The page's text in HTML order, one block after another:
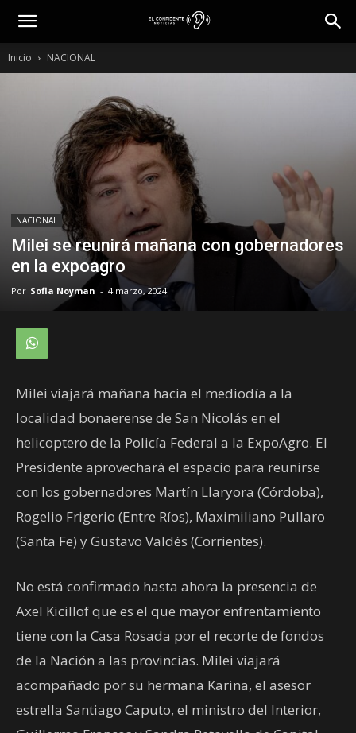
Inicio NACIONAL
NACIONAL
Milei se reunirá mañana con gobernadores
en la expoagro
Por Sofia Noyman - 4 marzo, 2024
Milei viajará mañana hacia el mediodía a la
localidad bonaerense de San Nicolás en el
helicoptero de la Policía Federal a la ExpoAgro. El
Presidente aprovechará el espacio para reunirse
con los gobernadores Martín Llaryora (Córdoba),
Rogelio Frigerio (Entre Ríos), Maximiliano Pullaro
(Santa Fe) y Gustavo Valdés (Corrientes).
No está confirmado hasta ahora la presencia de
Axel Kicillof que es el que mayor enfrentamiento
tiene con la Casa Rosada por el recorte de fondos
de la Nación a las provincias. Milei viajará
acompañado por su hermana Karina, el asesor
estrella Santiago Caputo, el ministro del Interior,